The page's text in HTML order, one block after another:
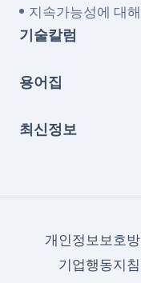
지속가능성에 대해
기술칼럼
용어집
최신정보
개인정보보호
기업행동지침